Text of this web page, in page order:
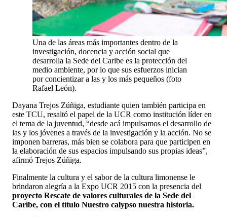
Una de las áreas más importantes dentro de la
investigación, docencia y acción social que
desarrolla la Sede del Caribe es la protección del
medio ambiente, por lo que sus esfuerzos inician
por concientizar a las y los más pequeños (foto
Rafael León).
Dayana Trejos Zúñiga, estudiante quien también participa en
este TCU, resaltó el papel de la UCR como institución líder en
el tema de la juventud, “desde acá impulsamos el desarrollo de
las y los jóvenes a través de la investigación y la acción. No se
imponen barreras, más bien se colabora para que participen en
la elaboración de sus espacios impulsando sus propias ideas”,
afirmó Trejos Zúñiga.
Finalmente la cultura y el sabor de la cultura limonense le
brindaron alegría a la Expo UCR 2015 con la presencia del
proyecto Rescate de valores culturales de la Sede del
Caribe, con el título Nuestro calypso nuestra historia.